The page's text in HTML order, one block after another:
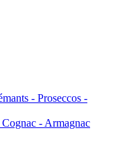
- Proseccos -
- Armagnac